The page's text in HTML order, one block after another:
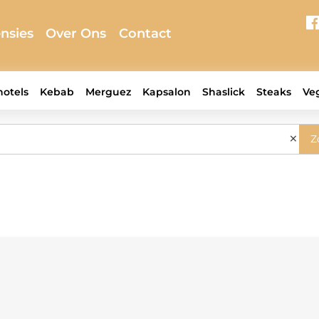
Over Ons Contact
Kebab Merguez Kapsalon Shaslick Steaks
×